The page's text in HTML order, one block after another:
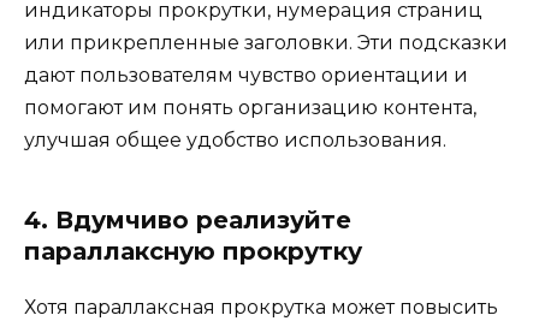
индикаторы прокрутки, нумерация страниц
или прикрепленные заголовки. Эти подсказки
дают пользователям чувство ориентации и
помогают им понять организацию контента,
улучшая общее удобство использования.
4. Вдумчиво реализуйте
параллаксную прокрутку
Хотя параллаксная прокрутка может повысить